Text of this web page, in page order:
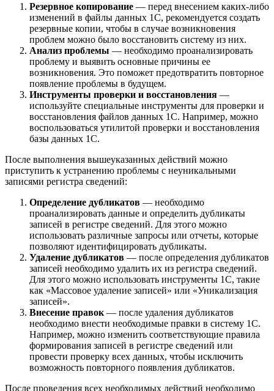
Резервное копирование — перед внесением каких-либо
изменений в файлы данных 1С, рекомендуется создать
резервные копии, чтобы в случае возникновения
проблем можно было восстановить систему из них.
Анализ проблемы — необходимо проанализировать
проблему и выявить основные причины ее
возникновения. Это поможет предотвратить повторное
появление проблемы в будущем.
Инструменты проверки и восстановления —
используйте специальные инструменты для проверки и
восстановления файлов данных 1С. Например, можно
воспользоваться утилитой проверки и восстановления
базы данных 1С.
После выполнения вышеуказанных действий можно
приступить к устранению проблемы с неуникальными
записями регистра сведений:
Определение дубликатов — необходимо
проанализировать данные и определить дубликаты
записей в регистре сведений. Для этого можно
использовать различные запросы или отчеты, которые
позволяют идентифицировать дубликаты.
Удаление дубликатов — после определения дубликатов
записей необходимо удалить их из регистра сведений.
Для этого можно использовать инструменты 1С, такие
как «Массовое удаление записей» или «Уникализация
записей».
Внесение правок — после удаления дубликатов
необходимо внести необходимые правки в систему 1С.
Например, можно изменить соответствующие правила
формирования записей в регистре сведений или
провести проверку всех данных, чтобы исключить
возможность повторного появления дубликатов.
После проведения всех необходимых действий необходимо